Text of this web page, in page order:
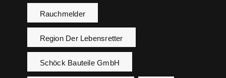
Rauchmelder
Region Der Lebensretter
Schöck Bauteile GmbH